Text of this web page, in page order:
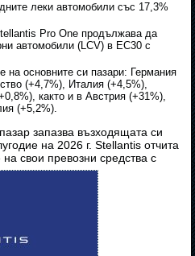
леки автомобили със 17,3%
Pro One продължава да
автомобили (LCV) в ЕС30 с
на основните си пазари: Германия
(+4,7%), Италия (+4,5%),
както и в Австрия (+31%),
(+5,2%).
запазва възходящата си
на 2026 г. Stellantis отчита
свои превозни средства с